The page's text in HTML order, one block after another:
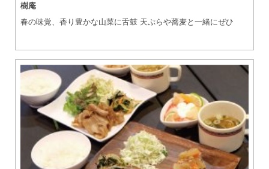
樹庵
春の味覚、香り豊かな山菜に舌鼓 天ぷらや蕎麦と一緒にぜひ